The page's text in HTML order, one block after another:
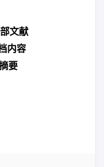
文献
内容
要